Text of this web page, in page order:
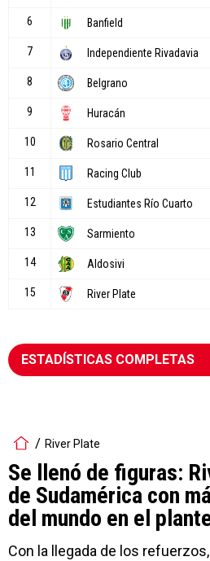
ESTADÍSTICAS COMPLETAS
River Plate
Se llenó de figuras:
de Sudamérica con
del mundo en el
Con la llegada de los